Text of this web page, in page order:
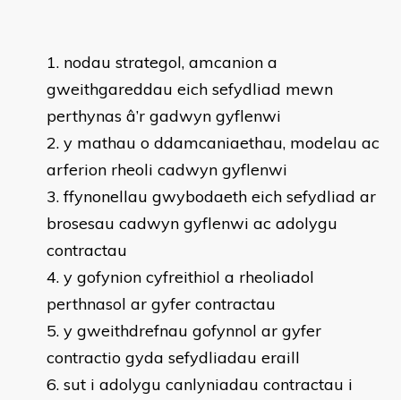
nodau strategol, amcanion a
gweithgareddau eich sefydliad mewn
perthynas â’r gadwyn gyflenwi
y mathau o ddamcaniaethau, modelau ac
arferion rheoli cadwyn gyflenwi
ffynonellau gwybodaeth eich sefydliad ar
brosesau cadwyn gyflenwi ac adolygu
contractau
y gofynion cyfreithiol a rheoliadol
perthnasol ar gyfer contractau
y gweithdrefnau gofynnol ar gyfer
contractio gyda sefydliadau eraill
sut i adolygu canlyniadau contractau i